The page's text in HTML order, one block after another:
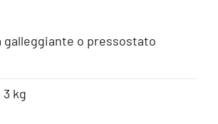
galleggiante o pressostato
3 kg